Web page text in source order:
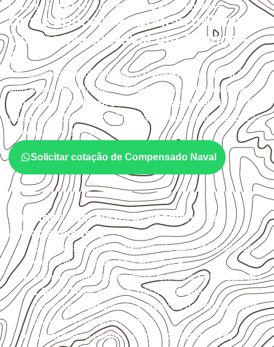
USOS E APLICAÇÕES PROFISSIONAIS
Quais aplicações podem utilizar
Compensado Naval em Aliança –
PE?
Em aplicações profissionais, oCompensado Navalé
utilizado quando o projeto exige atenção à colagem, à
exposição à umidade e à estabilidade dimensional . A
adequação deve ser confirmada conforme a ficha técnica e
as condições de uso.
Solicitar cotação de Compensado Naval
Cuidados com corte, acabamento e
armazenamento
Escolha a medida considerando aplicação, apoios,
montagem e especificação técnica.
Planeje o corte conforme os formatos1,60 × 2,20 m e
1,60 × 2,50 m, sujeitos à disponibilidade.
Considere acabamento e proteção das bordas após
qualquer corte ou usinagem.
Armazene as chapas em local coberto, seco,